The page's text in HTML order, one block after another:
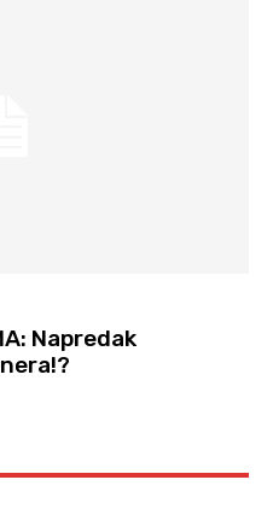
Napredak